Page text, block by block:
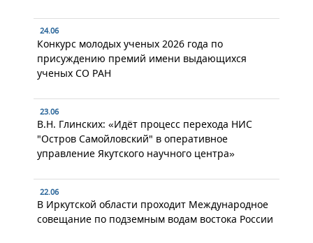
24.06
Конкурс молодых ученых 2026 года по
присуждению премий имени выдающихся
ученых СО РАН
23.06
В.Н. Глинских: «Идёт процесс перехода НИС
"Остров Самойловский" в оперативное
управление Якутского научного центра»
22.06
В Иркутской области проходит Международное
совещание по подземным водам востока России